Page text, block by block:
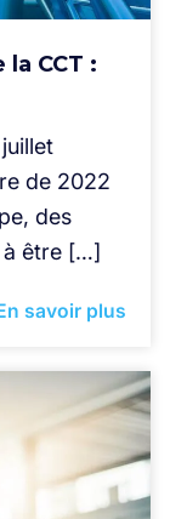
CCT :
de 2022
des
à être […]
savoir plus